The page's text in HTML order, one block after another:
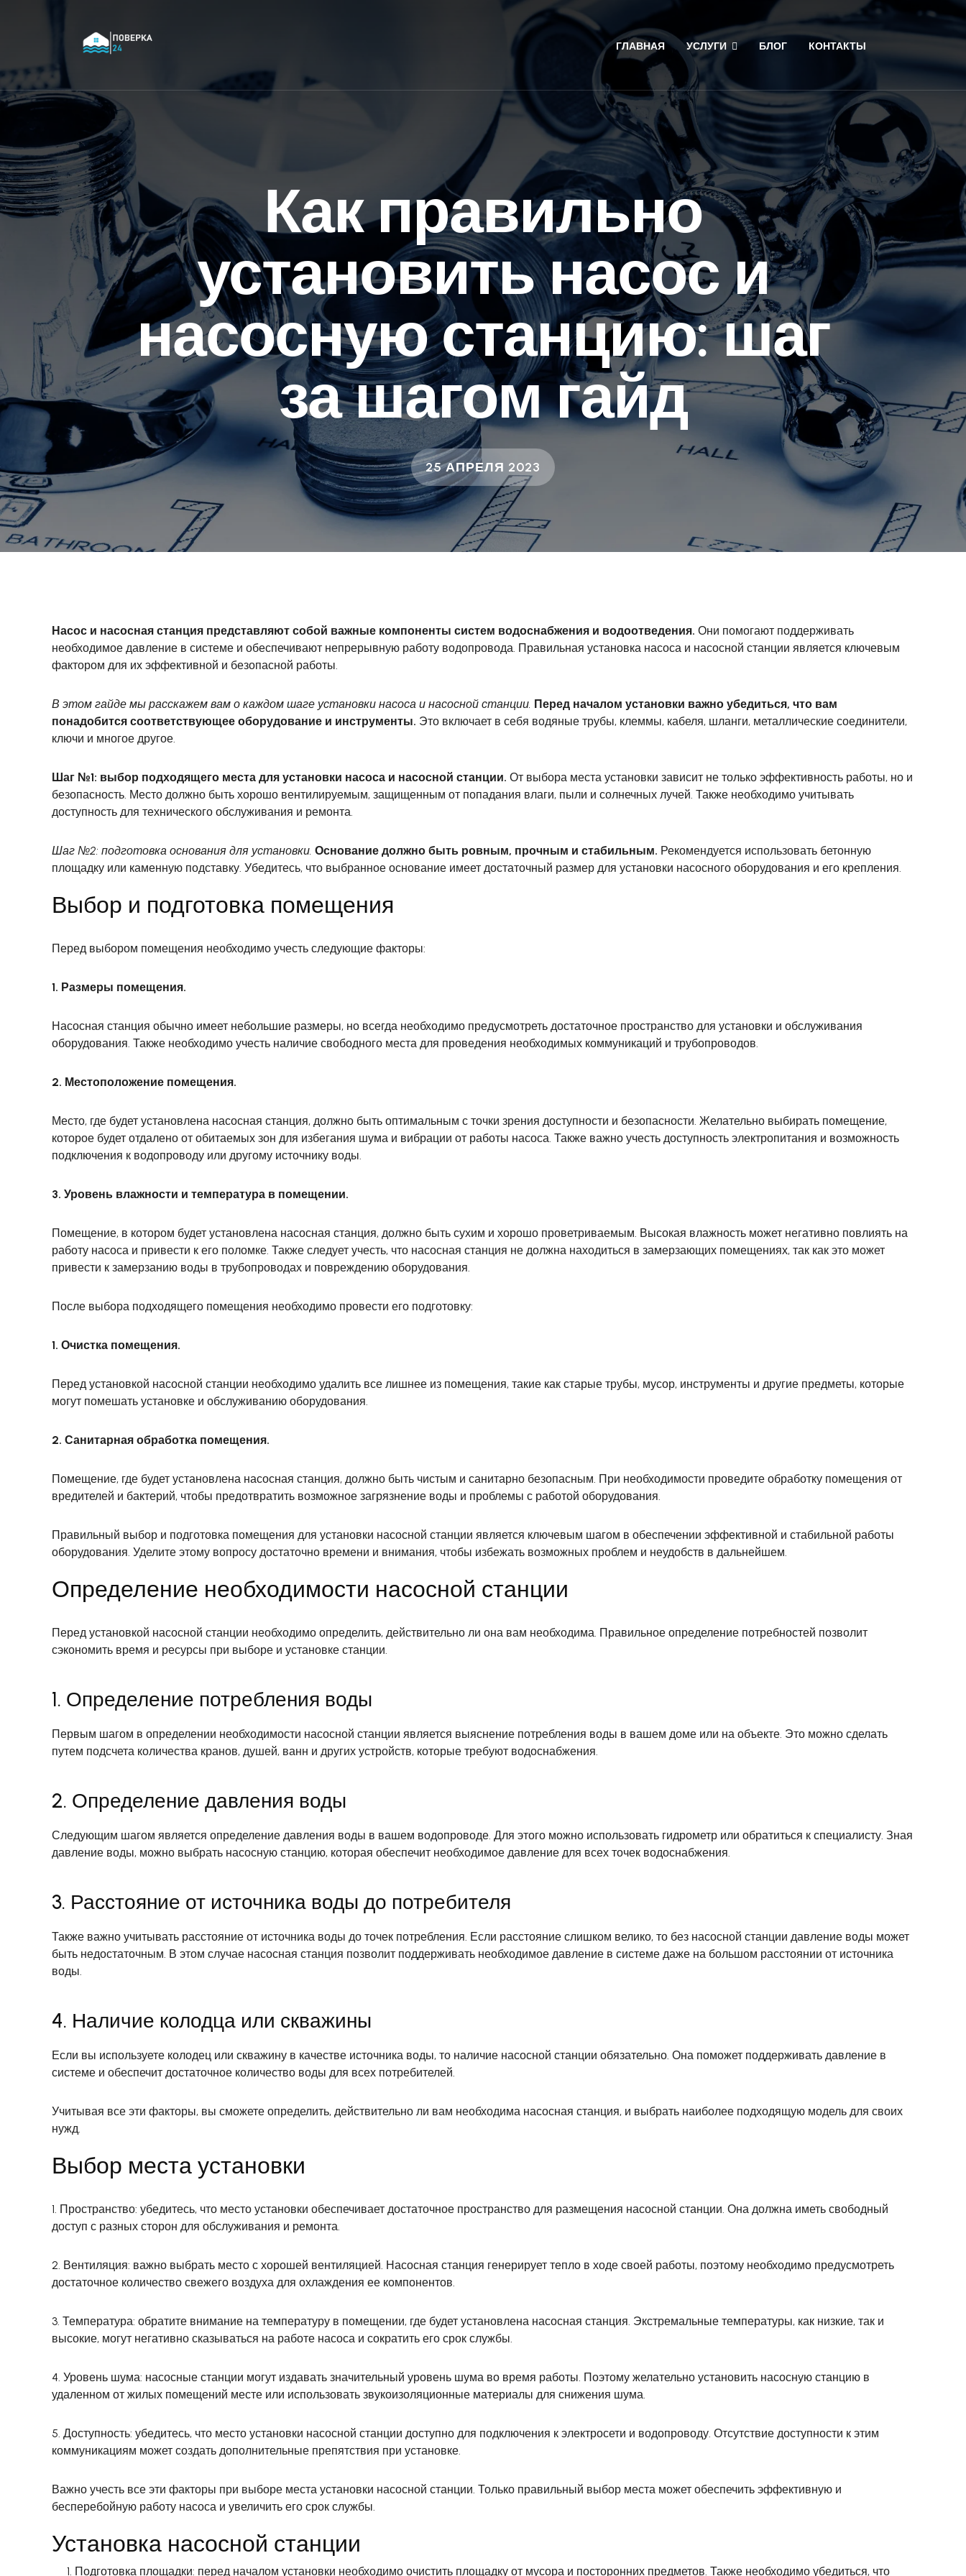
ГЛАВНАЯ УСЛУГИ БЛОГ КОНТАКТЫ
Как правильно
установить насос и
насосную станцию: шаг
за шагом гайд
25 АПРЕЛЯ 2023
Насос и насосная станция представляют собой важные компоненты систем водоснабжения и водоотведения. Они помогают поддерживать
необходимое давление в системе и обеспечивают непрерывную работу водопровода. Правильная установка насоса и насосной станции является ключевым
фактором для их эффективной и безопасной работы.
В этом гайде мы расскажем вам о каждом шаге установки насоса и насосной станции. Перед началом установки важно убедиться, что вам
понадобится соответствующее оборудование и инструменты. Это включает в себя водяные трубы, клеммы, кабеля, шланги, металлические соединители,
ключи и многое другое.
Шаг №1: выбор подходящего места для установки насоса и насосной станции. От выбора места установки зависит не только эффективность работы, но и
безопасность. Место должно быть хорошо вентилируемым, защищенным от попадания влаги, пыли и солнечных лучей. Также необходимо учитывать
доступность для технического обслуживания и ремонта.
Шаг №2: подготовка основания для установки. Основание должно быть ровным, прочным и стабильным. Рекомендуется использовать бетонную
площадку или каменную подставку. Убедитесь, что выбранное основание имеет достаточный размер для установки насосного оборудования и его крепления.
Выбор и подготовка помещения
Перед выбором помещения необходимо учесть следующие факторы:
1. Размеры помещения.
Насосная станция обычно имеет небольшие размеры, но всегда необходимо предусмотреть достаточное пространство для установки и обслуживания
оборудования. Также необходимо учесть наличие свободного места для проведения необходимых коммуникаций и трубопроводов.
2. Местоположение помещения.
Место, где будет установлена насосная станция, должно быть оптимальным с точки зрения доступности и безопасности. Желательно выбирать помещение,
которое будет отдалено от обитаемых зон для избегания шума и вибрации от работы насоса. Также важно учесть доступность электропитания и возможность
подключения к водопроводу или другому источнику воды.
3. Уровень влажности и температура в помещении.
Помещение, в котором будет установлена насосная станция, должно быть сухим и хорошо проветриваемым. Высокая влажность может негативно повлиять на
работу насоса и привести к его поломке. Также следует учесть, что насосная станция не должна находиться в замерзающих помещениях, так как это может
привести к замерзанию воды в трубопроводах и повреждению оборудования.
После выбора подходящего помещения необходимо провести его подготовку:
1. Очистка помещения.
Перед установкой насосной станции необходимо удалить все лишнее из помещения, такие как старые трубы, мусор, инструменты и другие предметы, которые
могут помешать установке и обслуживанию оборудования.
2. Санитарная обработка помещения.
Помещение, где будет установлена насосная станция, должно быть чистым и санитарно безопасным. При необходимости проведите обработку помещения от
вредителей и бактерий, чтобы предотвратить возможное загрязнение воды и проблемы с работой оборудования.
Правильный выбор и подготовка помещения для установки насосной станции является ключевым шагом в обеспечении эффективной и стабильной работы
оборудования. Уделите этому вопросу достаточно времени и внимания, чтобы избежать возможных проблем и неудобств в дальнейшем.
Определение необходимости насосной станции
Перед установкой насосной станции необходимо определить, действительно ли она вам необходима. Правильное определение потребностей позволит
сэкономить время и ресурсы при выборе и установке станции.
1. Определение потребления воды
Первым шагом в определении необходимости насосной станции является выяснение потребления воды в вашем доме или на объекте. Это можно сделать
путем подсчета количества кранов, душей, ванн и других устройств, которые требуют водоснабжения.
2. Определение давления воды
Следующим шагом является определение давления воды в вашем водопроводе. Для этого можно использовать гидрометр или обратиться к специалисту. Зная
давление воды, можно выбрать насосную станцию, которая обеспечит необходимое давление для всех точек водоснабжения.
3. Расстояние от источника воды до потребителя
Также важно учитывать расстояние от источника воды до точек потребления. Если расстояние слишком велико, то без насосной станции давление воды может
быть недостаточным. В этом случае насосная станция позволит поддерживать необходимое давление в системе даже на большом расстоянии от источника
воды.
4. Наличие колодца или скважины
Если вы используете колодец или скважину в качестве источника воды, то наличие насосной станции обязательно. Она поможет поддерживать давление в
системе и обеспечит достаточное количество воды для всех потребителей.
Учитывая все эти факторы, вы сможете определить, действительно ли вам необходима насосная станция, и выбрать наиболее подходящую модель для своих
нужд.
Выбор места установки
1. Пространство: убедитесь, что место установки обеспечивает достаточное пространство для размещения насосной станции. Она должна иметь свободный
доступ с разных сторон для обслуживания и ремонта.
2. Вентиляция: важно выбрать место с хорошей вентиляцией. Насосная станция генерирует тепло в ходе своей работы, поэтому необходимо предусмотреть
достаточное количество свежего воздуха для охлаждения ее компонентов.
3. Температура: обратите внимание на температуру в помещении, где будет установлена насосная станция. Экстремальные температуры, как низкие, так и
высокие, могут негативно сказываться на работе насоса и сократить его срок службы.
4. Уровень шума: насосные станции могут издавать значительный уровень шума во время работы. Поэтому желательно установить насосную станцию в
удаленном от жилых помещений месте или использовать звукоизоляционные материалы для снижения шума.
5. Доступность: убедитесь, что место установки насосной станции доступно для подключения к электросети и водопроводу. Отсутствие доступности к этим
коммуникациям может создать дополнительные препятствия при установке.
Важно учесть все эти факторы при выборе места установки насосной станции. Только правильный выбор места может обеспечить эффективную и
бесперебойную работу насоса и увеличить его срок службы.
Установка насосной станции
Подготовка площадки: перед началом установки необходимо очистить площадку от мусора и посторонних предметов. Также необходимо убедиться, что